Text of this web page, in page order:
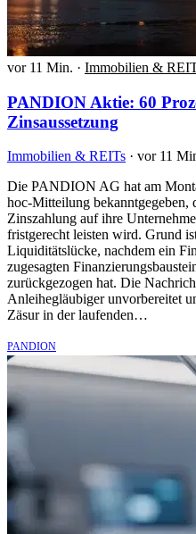
vor 11 Min. · Immobilien &
PANDION Aktie: 60
Zinsaussetzung
Immobilien & REITs · vor 11
Die PANDION AG hat am
hoc-Mitteilung bekanntgegeben,
Zinszahlung auf ihre
fristgerecht leisten wird. Grund
Liquiditätslücke, nachdem ein
zugesagten
zurückgezogen hat. Die
Anleihegläubiger unvorbereitet
Zäsur in der laufenden…
PANDION